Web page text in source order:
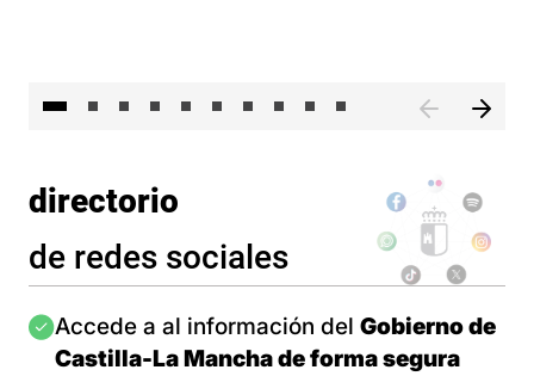
directorio
de redes sociales
Imagen
Accede a al información del Gobierno de
Castilla-La Mancha de forma segura